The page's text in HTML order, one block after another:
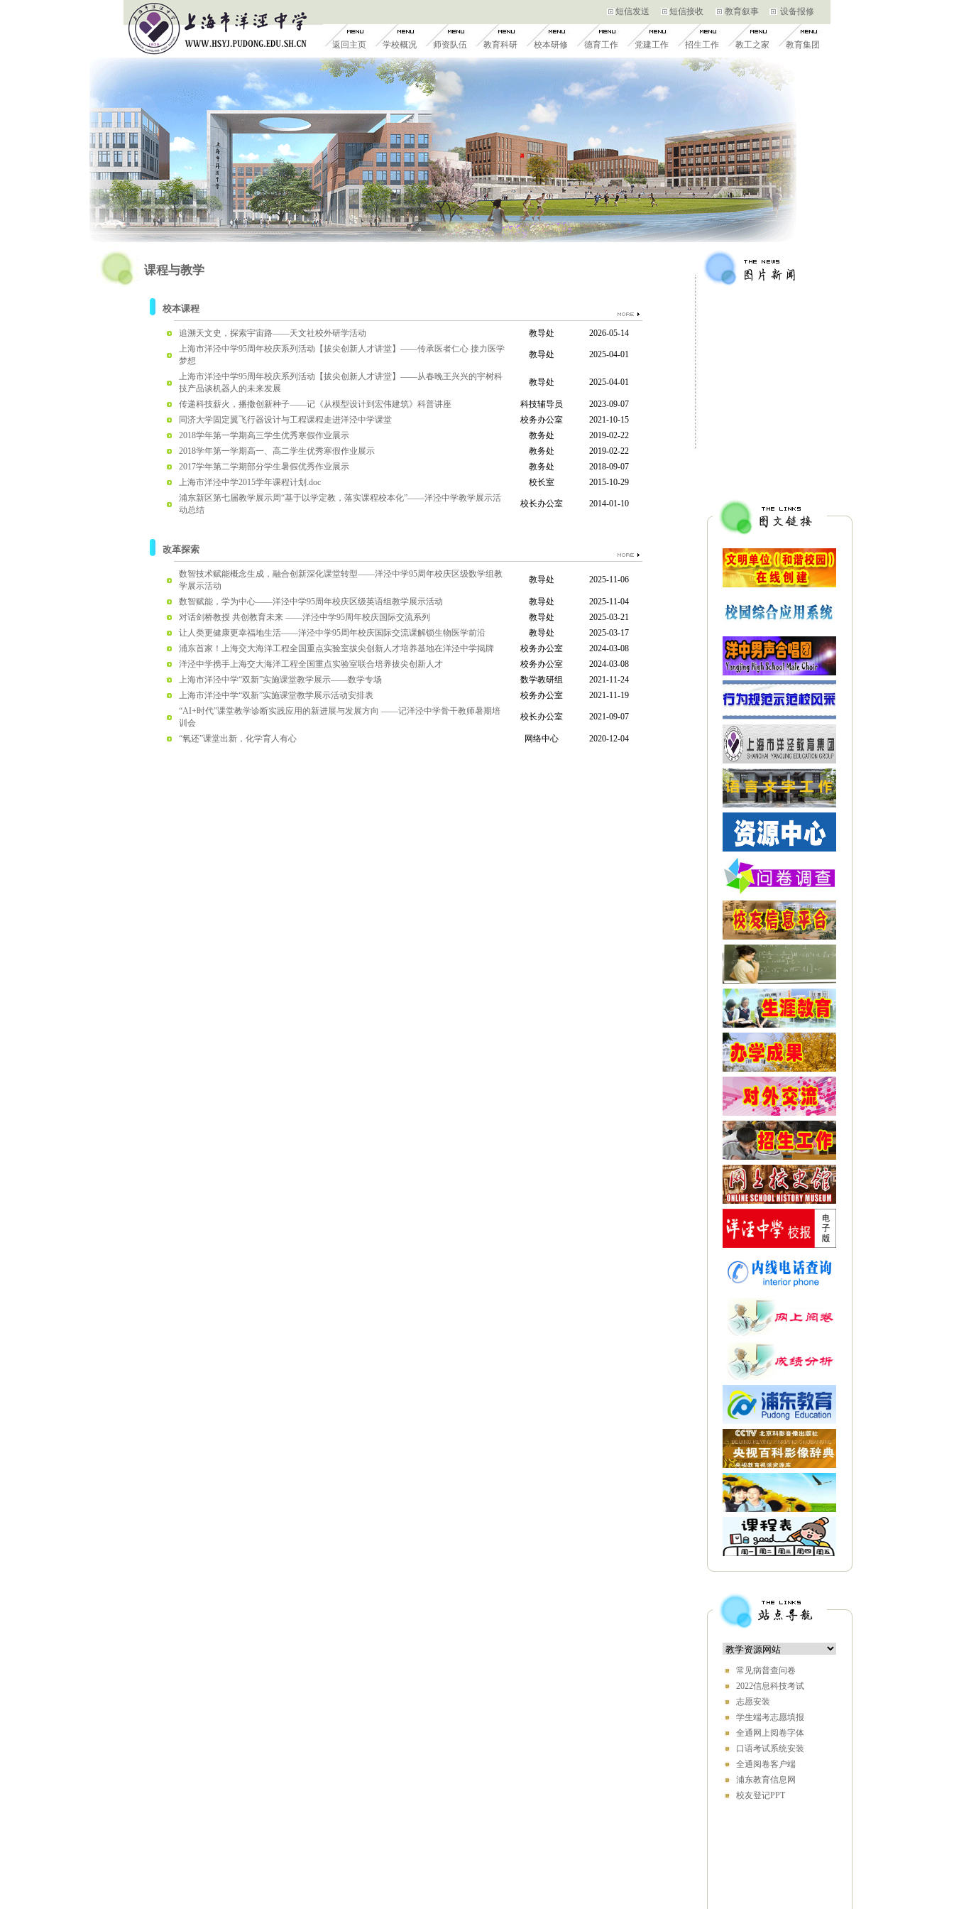
短信发送 短信接收 教育叙事 设备报修
返回主页 学校概况 师资队伍 教育科研 校本研修 德育工作 党建工作 招生工作 教工之家 教育集团
课程与教学
校本课程
追溯天文史，探索宇宙路——天文社校外研学活动 教导处
2026-05-14
上海市洋泾中学95周年校庆系列活动【拔尖创新人才讲堂】——传承医者仁心 接力医学
梦想
教导处 2025-04-01
上海市洋泾中学95周年校庆系列活动【拔尖创新人才讲堂】——从春晚王兴兴的宇树科
技产品谈机器人的未来发展
教导处 2025-04-01
传递科技薪火，播撒创新种子——记《从模型设计到宏伟建筑》科普讲座 科技辅导员
2023-09-07
同济大学固定翼飞行器设计与工程课程走进洋泾中学课堂
校务办公室
2021-10-15
2018学年第一学期高三学生优秀寒假作业展示
教务处
2019-02-22
2018学年第一学期高一、高二学生优秀寒假作业展示
教务处
2019-02-22
2017学年第二学期部分学生暑假优秀作业展示
教务处
2018-09-07
上海市洋泾中学2015学年课程计划.doc
校长室
2015-10-29
浦东新区第七届教学展示周“基于以学定教，落实课程校本化”——洋泾中学教学展示活
动总结
校长办公室 2014-01-10
改革探索
数智技术赋能概念生成，融合创新深化课堂转型——洋泾中学95周年校庆区级数学组教
学展示活动
教导处 2025-11-06
数智赋能，学为中心——洋泾中学95周年校庆区级英语组教学展示活动 教导处
2025-11-04
对话剑桥教授 共创教育未来 ——洋泾中学95周年校庆国际交流系列
教导处
2025-03-21
让人类更健康更幸福地生活——洋泾中学95周年校庆国际交流课解锁生物医学前沿
教导处
2025-03-17
浦东首家！上海交大海洋工程全国重点实验室拔尖创新人才培养基地在洋泾中学揭牌
校务办公室
2024-03-08
洋泾中学携手上海交大海洋工程全国重点实验室联合培养拔尖创新人才
校务办公室
2024-03-08
上海市洋泾中学“双新”实施课堂教学展示——数学专场
数学教研组
2021-11-24
上海市洋泾中学“双新”实施课堂教学展示活动安排表
校务办公室
2021-11-19
“AI+时代”课堂教学诊断实践应用的新进展与发展方向 ——记洋泾中学骨干教师暑期培
训会
校长办公室 2021-09-07
“氧还”课堂出新，化学育人有心 网络中心 2020-12-04
常见病普查问卷
2022信息科技考试
志愿安装
学生端考志愿填报
全通网上阅卷字体
口语考试系统安装
全通阅卷客户端
浦东教育信息网
校友登记PPT